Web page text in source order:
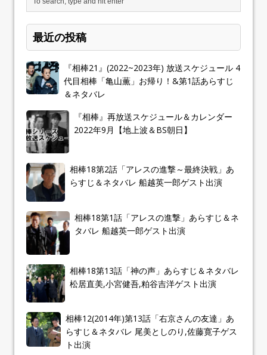
最近の投稿
『相棒21』(2022~2023年) 放送スケジュール 4
代目相棒「亀山薫」お帰り！&第1話あらすじ
＆ネタバレ
『相棒』再放送スケジュール＆カレンダー
2022年9月【地上波＆BS朝日】
相棒18第2話「アレスの進撃～最終決戦」あ
らすじ＆ネタバレ 船越英一郎ゲスト出演
相棒18第1話「アレスの進撃」あらすじ＆ネ
タバレ 船越英一郎ゲスト出演
相棒18第13話「神の声」あらすじ＆ネタバレ
松居直美,小宮健吾,粕谷吉洋ゲスト出演
相棒12(2014年)第13話「右京さんの友達」あ
らすじ＆ネタバレ 尾美としのり,佐藤寛子ゲス
ト出演